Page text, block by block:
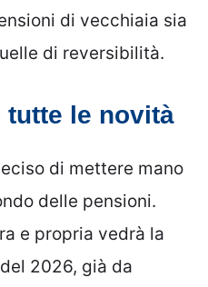
di vecchiaia sia
di reversibilità.
tutte le novità
di mettere mano
delle pensioni.
e propria vedrà la
2026, già da